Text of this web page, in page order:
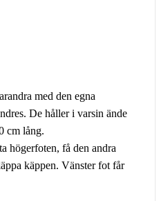
med den egna
De håller i varsin ände
cm lång.
högerfoten, få den andra
käppen. Vänster fot får